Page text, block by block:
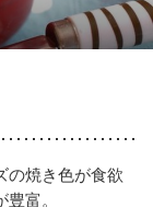
の焼き色が食欲
富。